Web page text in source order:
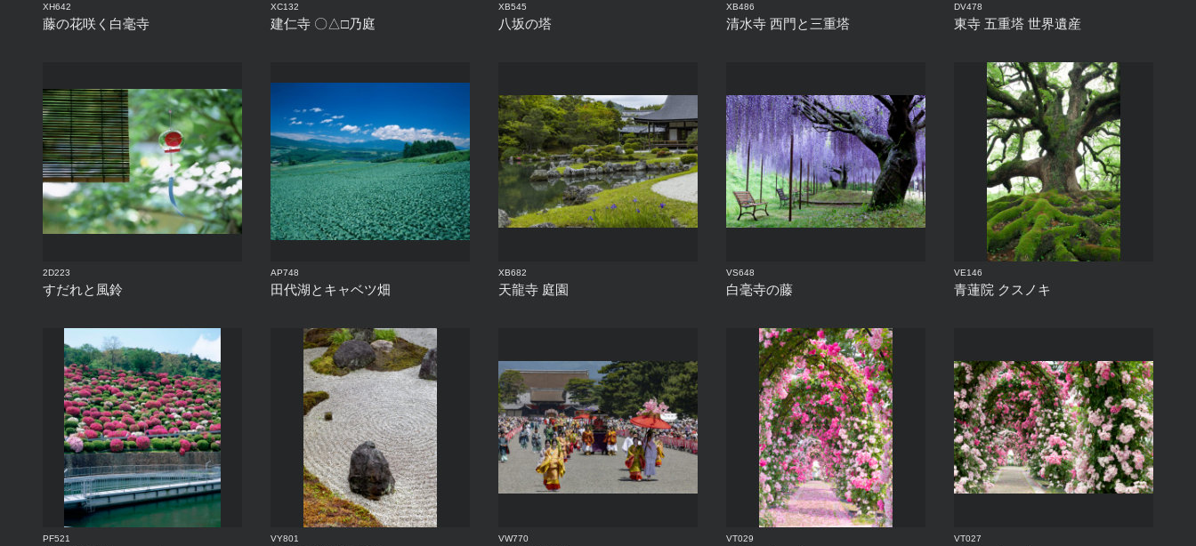
XH642
藤の花咲く白毫寺
XC132
建仁寺 〇△□乃庭
XB545
八坂の塔
XB486
清水寺 西門と三重塔
DV478
東寺 五重塔 世界遺産
2D223
すだれと風鈴
AP748
田代湖とキャベツ畑
XB682
天龍寺 庭園
VS648
白毫寺の藤
VE146
青蓮院 クスノキ
PF521 VY801 VW770 VT029 VT027